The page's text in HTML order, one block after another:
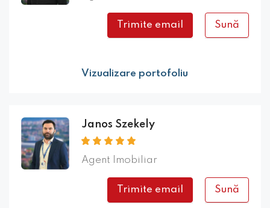
Trimite email Sună
Vizualizare portofoliu
Janos Szekely
Agent Imobiliar
Trimite email Sună